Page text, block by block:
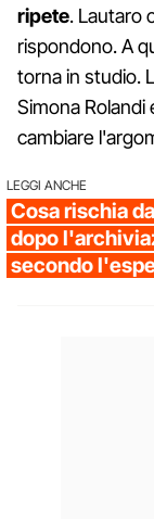
ripete. Lautaro
rispondono. A
torna in studio.
Simona Rolandi
cambiare
LEGGI ANCHE
Cosa rischia
dopo
secondo